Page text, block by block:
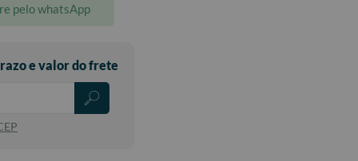
pelo whatsApp
CALCULAR
O FRETE